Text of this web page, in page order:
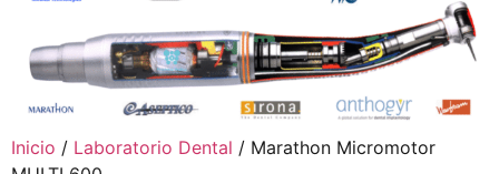
Inicio / Laboratorio Dental / Marathon Micromotor